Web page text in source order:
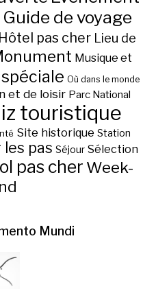
Guide de voyage
Hôtel pas cher Lieu de
Musique et
Où dans le monde
et de loisir Parc National
touristique
Site historique Station
les pas Séjour Sélection
pas cher Week-
Mundi